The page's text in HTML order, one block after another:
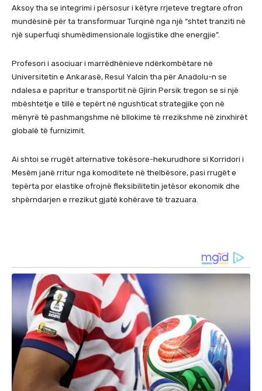
Aksoy tha se integrimi i përsosur i këtyre rrjeteve tregtare ofron
mundësinë për ta transformuar Turqinë nga një “shtet tranziti në
një superfuqi shumëdimensionale logjistike dhe energjie”.
Profesori i asociuar i marrëdhënieve ndërkombëtare në
Universitetin e Ankarasë, Resul Yalcin tha për Anadolu-n se
ndalesa e papritur e transportit në Gjirin Persik tregon se si një
mbështetje e tillë e tepërt në ngushticat strategjike çon në
mënyrë të pashmangshme në bllokime të rrezikshme në zinxhirët
globalë të furnizimit.
Ai shtoi se rrugët alternative tokësore-hekurudhore si Korridori i
Mesëm janë rritur nga komoditete në thelbësore, pasi rrugët e
tepërta por elastike ofrojnë fleksibilitetin jetësor ekonomik dhe
shpërndarjen e rrezikut gjatë kohërave të trazuara.